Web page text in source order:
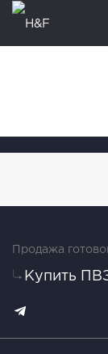
Продажа
Купить